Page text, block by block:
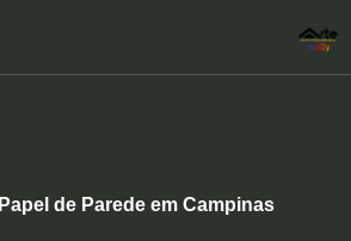
Papel de Parede em Campinas